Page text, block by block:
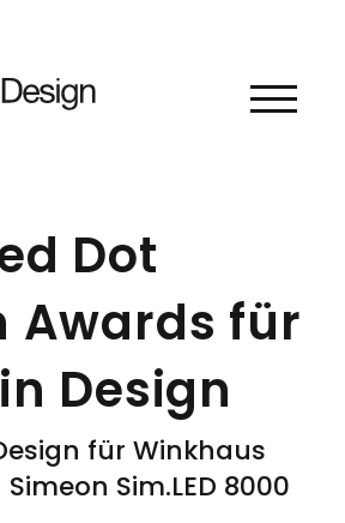
Dot
Awards für
Design
für Winkhaus
Sim.LED 8000